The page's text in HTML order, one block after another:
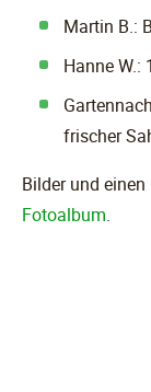
Martin B.:
Hanne
frischer
Bilder und
Fotoalbum.